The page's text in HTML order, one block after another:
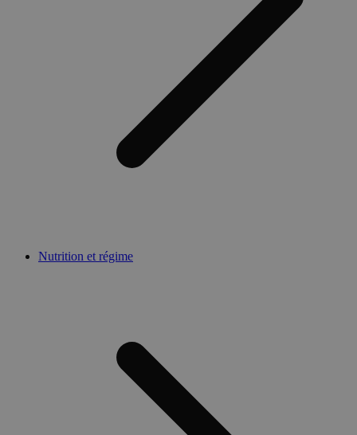
Nutrition et régime